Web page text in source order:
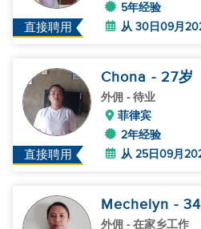
直接聘用
5年经验
从 30日09月
直接聘用
Chona - 27岁
外佣 - 待业
菲律宾
2年经验
从 25日09月
Mechelyn - 34
外佣 - 在家乡工作